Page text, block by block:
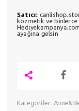
Satıcı:
kozmetik ve binlerce
ayağına gelsin
Kategoriler: